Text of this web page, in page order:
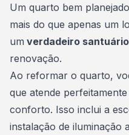
Um quarto bem
mais do que apenas um
um verdadeiro santuário
renovação.
Ao reformar o quarto,
que atende
conforto. Isso inclui a
instalação de iluminação